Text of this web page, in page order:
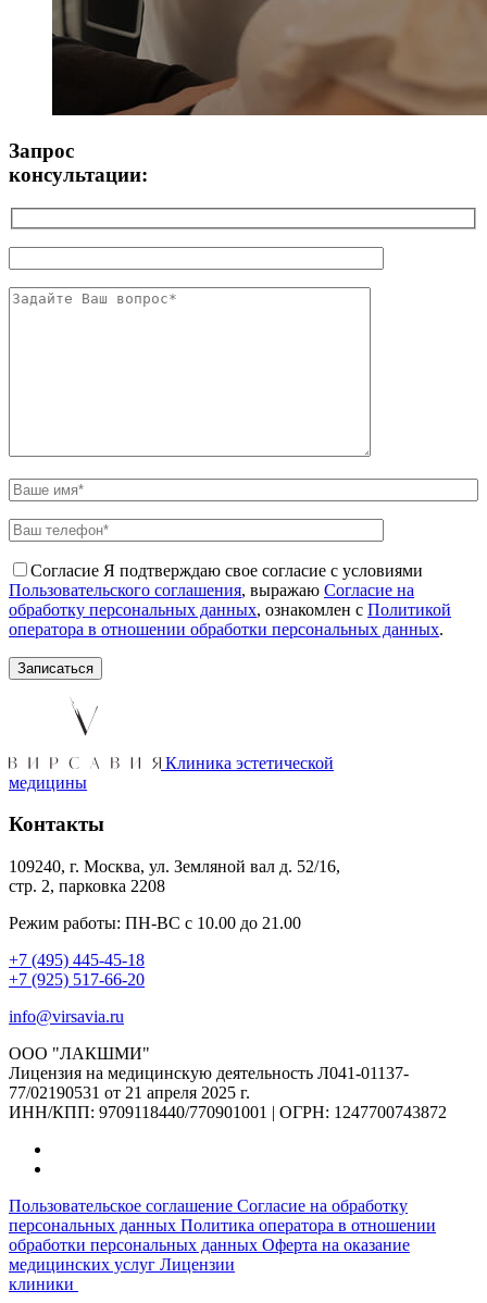
Запрос
консультации:
Согласие Я подтверждаю свое согласие с условиями
Пользовательского соглашения, выражаю Согласие на
обработку персональных данных, ознакомлен с Политикой
оператора в отношении обработки персональных данных.
Клиника эстетической
медицины
Контакты
109240, г. Москва, ул. Земляной вал д. 52/16,
стр. 2, парковка 2208
Режим работы: ПН-ВС с 10.00 до 21.00
+7 (495) 445-45-18
+7 (925) 517-66-20
info@virsavia.ru
ООО "ЛАКШМИ"
Лицензия на медицинскую деятельность Л041-01137-
77/02190531 от 21 апреля 2025 г.
ИНН/КПП: 9709118440/770901001 | ОГРН: 1247700743872
Пользовательское соглашение Согласие на обработку
персональных данных Политика оператора в отношении
обработки персональных данных Оферта на оказание
медицинских услуг Лицензии
клиники